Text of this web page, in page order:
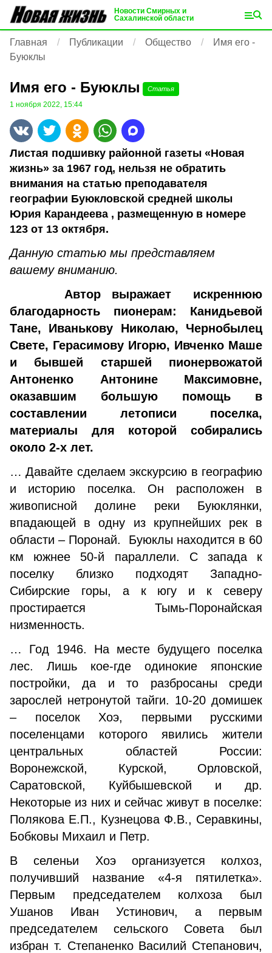
Новости Смирных и
Сахалинской области
Главная Публикации Общество
Имя его -
Буюклы
Имя его - Буюклы Статья
1 ноября 2022, 15:44
Листая подшивку районной газеты «Новая
жизнь» за 1967 год, нельзя не обратить
внимания на статью преподавателя
географии Буюкловской средней школы
Юрия Карандеева , размещенную в номере
123 от 13 октября.
Данную статью мы представляем
вашему вниманию.
Автор выражает искреннюю
благодарность пионерам: Канидьевой
Тане, Иванькову Николаю, Чернобылец
Свете, Герасимову Игорю, Ивченко Маше
и бывшей старшей пионервожатой
Антоненко Антонине Максимовне,
оказавшим большую помощь в
составлении летописи поселка,
материалы для которой собирались
около 2-х лет.
… Давайте сделаем экскурсию в географию
и историю поселка. Он расположен в
живописной долине реки Буюклянки,
впадающей в одну из крупнейших рек в
области – Поронай. Буюклы находится в 60
км южнее 50-й параллели. С запада к
поселку близко подходят Западно-
Сибирские горы, а к югу и к северу
простирается Тымь-Поронайская
низменность.
… Год 1946. На месте будущего поселка
лес. Лишь кое-где одинокие японские
постройки, да и то разбросаны среди
зарослей нетронутой тайги. 10-20 домишек
– поселок Хоэ, первыми русскими
поселенцами которого явились жители
центральных областей России:
Воронежской, Курской, Орловской,
Саратовской, Куйбышевской и др.
Некоторые из них и сейчас живут в поселке:
Полякова Е.П., Кузнецова Ф.В., Серавкины,
Бобковы Михаил и Петр.
В селеньи Хоэ организуется колхоз,
получивший название «4-я пятилетка».
Первым председателем колхоза был
Ушанов Иван Устинович, а первым
председателем сельского Совета был
избран т. Степаненко Василий Степанович,